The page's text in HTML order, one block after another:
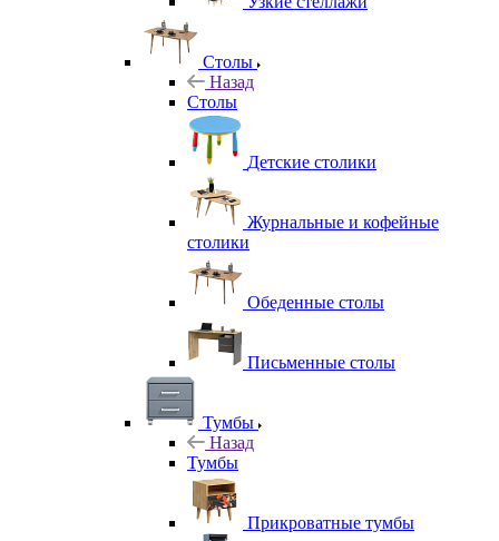
Столы
Назад
Столы
Детские столики
Журнальные и кофейные
столики
Обеденные столы
Письменные столы
Тумбы
Назад
Тумбы
Прикроватные тумбы